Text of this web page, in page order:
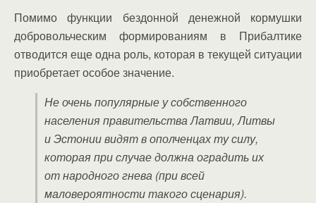
Помимо функции бездонной денежной кормушки
добровольческим формированиям в Прибалтике
отводится еще одна роль, которая в текущей ситуации
приобретает особое значение.
Не очень популярные у собственного
населения правительства Латвии, Литвы
и Эстонии видят в ополченцах ту силу,
которая при случае должна оградить их
от народного гнева (при всей
маловероятности такого сценария).